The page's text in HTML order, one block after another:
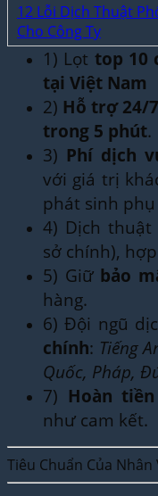
12 Lỗi Dịch Thuật
Cho Công Ty
1) Lọt top 10
tại Việt Nam
2) Hỗ trợ 24/7
trong 5 phút.
3) Phí dịch
với giá trị
phát sinh
4) Dịch thuật
sở chính),
5) Giữ bảo
hàng.
6) Đội ngũ
chính: Tiếng
Quốc, Pháp,
7) Hoàn
như cam kết.
Tiêu Chuẩn Của